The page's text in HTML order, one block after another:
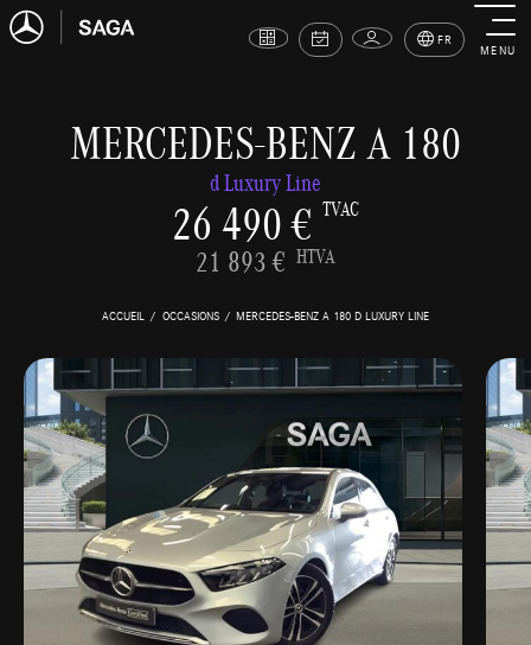
FR
MENU
MERCEDES-BENZ A 180
d Luxury Line
26 490 € TVAC
21 893 € HTVA
ACCUEIL OCCASIONS MERCEDES-BENZ A 180 D LUXURY LINE